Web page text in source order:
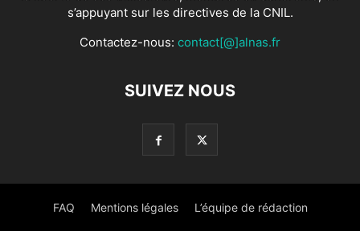
s’appuyant sur les directives de la CNIL.
Contactez-nous: contact[@]alnas.fr
SUIVEZ NOUS
FAQ Mentions légales L’équipe de rédaction